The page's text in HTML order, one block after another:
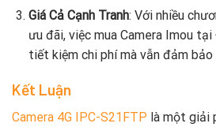
Giá Cả Cạnh Tranh: Với nhiều
ưu đãi, việc mua Camera Imou
tiết kiệm chi phí mà vẫn đảm
Kết Luận
Camera 4G IPC-S21FTP là một giải